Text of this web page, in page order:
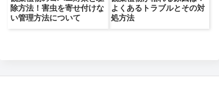
除方法！害虫を寄せ付けな
い管理方法について
よくあるトラブルとその対
処方法